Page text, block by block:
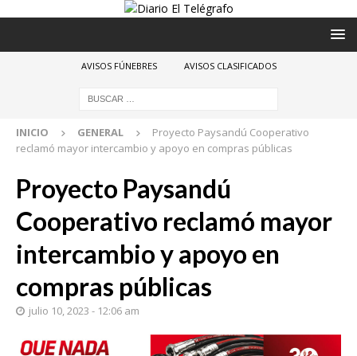
AVISOS FÚNEBRES AVISOS CLASIFICADOS
INICIO GENERAL
Proyecto Paysandú Cooperativo
reclamó mayor intercambio y apoyo en compras públicas
Proyecto Paysandú
Cooperativo reclamó mayor
intercambio y apoyo en
compras públicas
julio 10, 2023 - 12:06 am